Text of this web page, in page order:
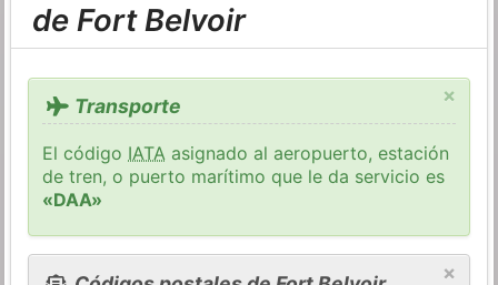
de Fort Belvoir
×
Transporte
El código IATA asignado al aeropuerto, estación
de tren, o puerto marítimo que le da servicio es
«DAA»
×